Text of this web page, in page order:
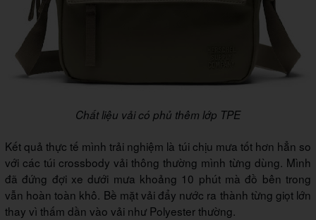
Chất liệu vải có phủ thêm lớp TPE
Kết quả thực tế mình trải nghiệm là túi chịu mưa tốt hơn hẳn so
với các túi crossbody vải thông thường mình từng dùng. Mình
đã đứng đợi xe dưới mưa khoảng 10 phút mà đồ bên trong
vẫn hoàn toàn khô. Bề mặt vải đẩy nước ra thành từng giọt lớn
thay vì thấm dần vào vải như Polyester thường.